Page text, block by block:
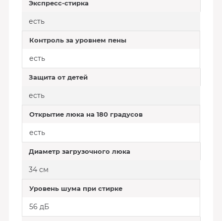
Экспресс-стирка
есть
Контроль за уровнем пены
есть
Защита от детей
есть
Открытие люка на 180 градусов
есть
Диаметр загрузочного люка
34 см
Уровень шума при стирке
56 дБ